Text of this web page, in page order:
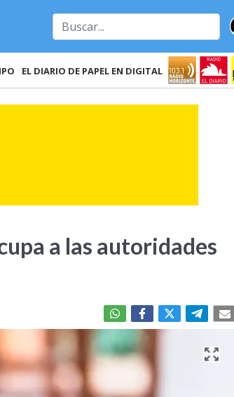
EL DIARIO DE PAPEL EN DIGITAL
a las autoridades